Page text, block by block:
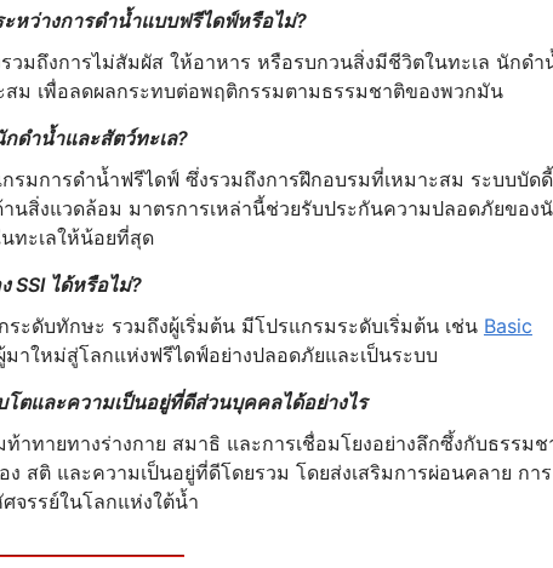
หว่างการดำน้ำแบบฟรีไดฟ์หรือไม่?
วมถึงการไม่สัมผัส ให้อาหาร หรือรบกวนสิ่งมีชีวิตในทะเล นักดำ
สม เพื่อลดผลกระทบต่อพฤติกรรมตามธรรมชาติของพวกมัน
ดำน้ำและสัตว์ทะเล?
มการดำน้ำฟรีไดฟ์ ซึ่งรวมถึงการฝึกอบรมที่เหมาะสม ระบบบัดดี้
นสิ่งแวดล้อม มาตรการเหล่านี้ช่วยรับประกันความปลอดภัยของ
ทะเลให้น้อยที่สุด
SSI ได้หรือไม่?
ะดับทักษะ รวมถึงผู้เริ่มต้น มีโปรแกรมระดับเริ่มต้น เช่น Basic
าใหม่สู่โลกแห่งฟรีไดฟ์อย่างปลอดภัยและเป็นระบบ
ตและความเป็นอยู่ที่ดีส่วนบุคคลได้อย่างไร
าทายทางร่างกาย สมาธิ และการเชื่อมโยงอย่างลึกซึ้งกับธรรมช
ง สติ และความเป็นอยู่ที่ดีโดยรวม โดยส่งเสริมการผ่อนคลาย การ
จรรย์ในโลกแห่งใต้น้ำ